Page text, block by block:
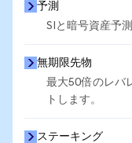
予測
SIと暗号資産予
無期限先物
最大50倍のレバ
トします。
ステーキング